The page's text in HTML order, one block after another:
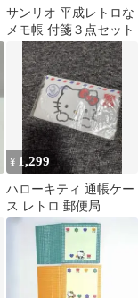
サンリオ 平成レトロな
メモ帳 付箋３点セット
¥ 1,299
ハローキティ 通帳ケー
ス レトロ 郵便局